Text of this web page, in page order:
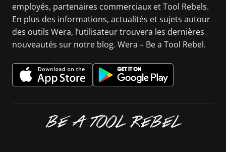
employés, partenaires commerciaux et Tool Rebels.
En plus des informations, actualités et sujets autour
des outils Wera, l’utilisateur trouvera les dernières
nouveautés sur notre blog. Wera – Be a Tool Rebel.
BE A TOOL REBEL